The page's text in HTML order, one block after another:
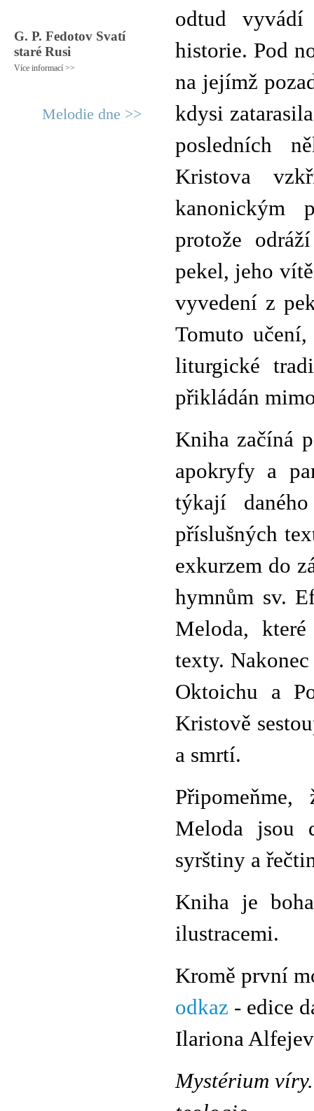
G. P. Fedotov Svatí
staré Rusi
Více informací >>
Melodie dne >>
odtud
historie. Pod
na jejímž
kdysi
posledních
Kristova
kanonickým
protože
pekel, jeho
vyvedení z
Tomuto
liturgické
přikládán
Kniha začíná
apokryfy a
týkají
příslušných
exkurzem do
hymnům sv.
Meloda,
texty.
Oktoichu a
Kristově
a smrtí.
Meloda jsou
syrštiny a
Kniha je
ilustracemi.
Kromě první
odkaz - edice
Ilariona
Mystérium